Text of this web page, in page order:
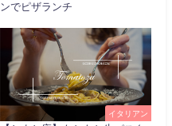
ンでピザランチ
イタリアン